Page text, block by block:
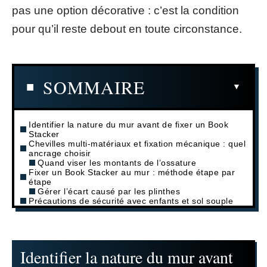
pas une option décorative : c’est la condition
pour qu’il reste debout en toute circonstance.
SOMMAIRE
Identifier la nature du mur avant de fixer un Book
Stacker
Chevilles multi-matériaux et fixation mécanique : quel
ancrage choisir
Quand viser les montants de l’ossature
Fixer un Book Stacker au mur : méthode étape par
étape
Gérer l’écart causé par les plinthes
Précautions de sécurité avec enfants et sol souple
Identifier la nature du mur avant